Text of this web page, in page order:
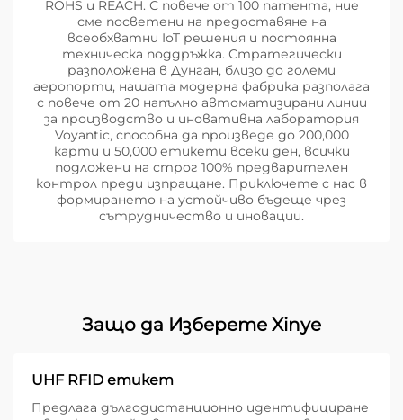
ROHS и REACH. С повече от 100 патента, ние
сме посветени на предоставяне на
всеобхватни IoT решения и постоянна
техническа поддръжка. Стратегически
разположена в Дунган, близо до големи
аеропорти, нашата модерна фабрика разполага
с повече от 20 напълно автоматизирани линии
за производство и иновативна лаборатория
Voyantic, способна да произведе до 200,000
карти и 50,000 етикети всеки ден, всички
подложени на строг 100% предварителен
контрол преди изпращане. Приключете с нас в
формирането на устойчиво бъдеще чрез
сътрудничество и иновации.
Защо да Изберете Xinye
UHF RFID етикет
Предлага дългодистанционно идентифициране